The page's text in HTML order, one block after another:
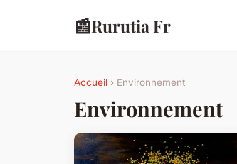
📰Rurutia Fr
Accueil › Environnement
Environnement